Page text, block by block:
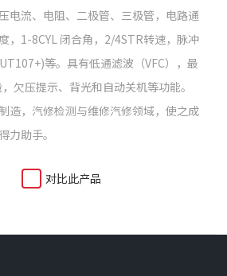
电流、电阻、二极管、三极管，电路通
，1-8CYL 闭合角，2/4STR转速，脉冲
等。具有低通滤波（VFC），最
欠压提示、背光和自动关机等功能。
造，汽修检测与维修汽修领域，使之成
力助手。
对比此产品